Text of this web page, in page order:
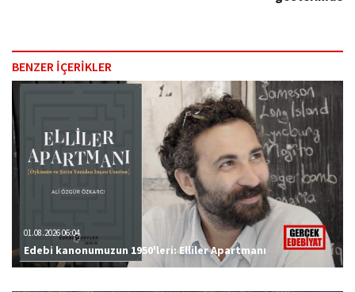
BENZER İÇERİKLER
01.08.2026 06:04
Edebi kanonumuzun 1950'leri: Elliler Apartmanı